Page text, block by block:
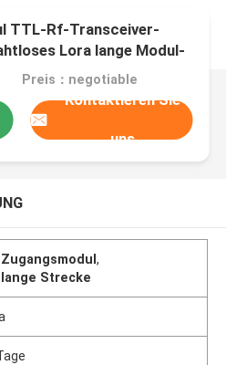
TTL-Rf-Transceiver-
Lora lange Modul-
Preis：negotiable
Kontaktieren Sie
uns
,
Strecke